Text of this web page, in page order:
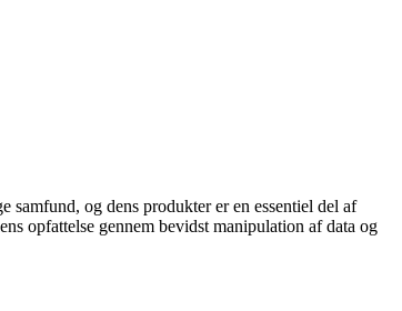
og dens produkter er en essentiel del af
opfattelse gennem bevidst manipulation af data og